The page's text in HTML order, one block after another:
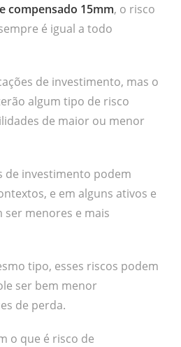
compensado 15mm, o risco
é igual a todo
de investimento, mas o
algum tipo de risco
de maior ou menor
de investimento podem
e em alguns ativos e
ser menores e mais
tipo, esses riscos podem
ser bem menor
de perda.
o que é risco de